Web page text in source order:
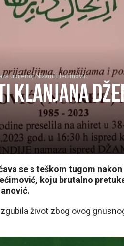
ubijenoj Nizami Hećimović
klanjana
se s teškom tugom nakon
koju brutalno
život zbog ovog